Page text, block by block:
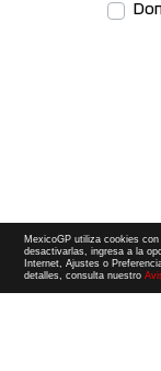
MexicoGP utiliza cookies
desactivarlas, ingresa a la
Internet, Ajustes o
detalles, consulta nuestro